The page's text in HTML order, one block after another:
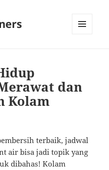
dan
Kolam
terbaik, jadwal
air bisa jadi topik yang
dibahas! Kolam